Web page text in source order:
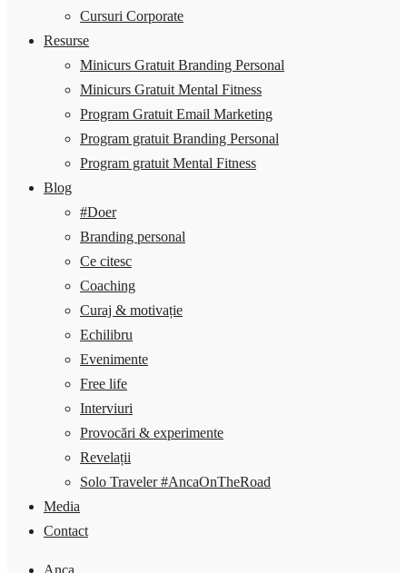
Cursuri Corporate
Resurse
Minicurs Gratuit Branding Personal
Minicurs Gratuit Mental Fitness
Program Gratuit Email Marketing
Program gratuit Branding Personal
Program gratuit Mental Fitness
Blog
#Doer
Branding personal
Ce citesc
Coaching
Curaj & motivație
Echilibru
Evenimente
Free life
Interviuri
Provocări & experimente
Revelații
Solo Traveler #AncaOnTheRoad
Media
Contact
Anca